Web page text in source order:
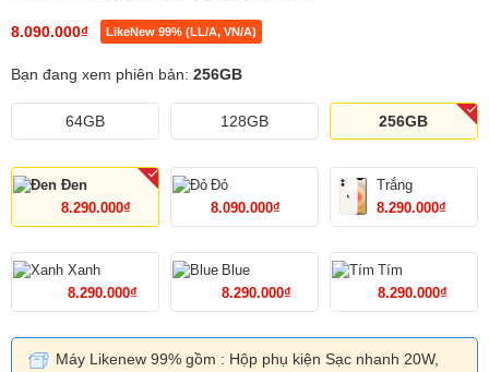
8.090.000₫ LikeNew 99% (LL/A, VN/A)
Bạn đang xem phiên bản: 256GB
64GB 128GB 256GB
Đen
8.290.000₫
Đỏ
8.090.000₫
Trắng
8.290.000₫
Xanh
8.290.000₫
Blue
8.290.000₫
Tím
8.290.000₫
Máy Likenew 99% gồm : Hộp phụ kiện Sạc nhanh 20W,